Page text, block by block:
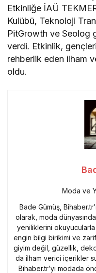
Etkinliğe İAÜ
Kulübü, Teknoloji
PitGrowth ve Seolog
verdi. Etkinlik,
rehberlik eden ilham
oldu.
Moda ve
Bade Gümüş,
olarak, moda
yeniliklerini
engin bilgi birikimi ve
giyim değil, güzellik,
da ilham verici içerikler
Bihaber.tr’yi modada